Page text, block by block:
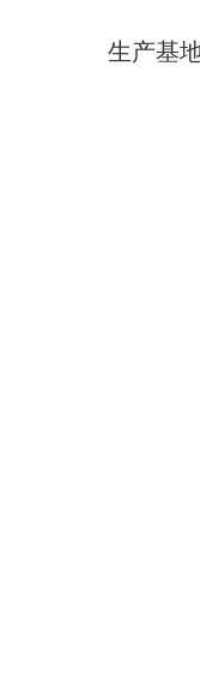
生产基